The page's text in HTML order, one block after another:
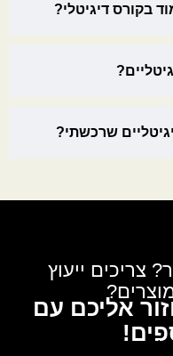
בקורס דיגיטלי?
שרכשתי?
צריכים ייעוץ
אליכם עם